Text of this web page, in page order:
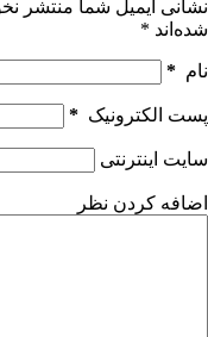
نشانی ایمیل شما منتشر
شده‌اند *
نام *
پست الکترونیک *
سایت اینترنتی
اضافه کردن نظر